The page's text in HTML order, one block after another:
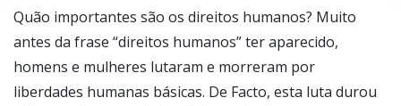
Quão importantes são os direitos humanos? Muito
antes da frase “direitos humanos” ter aparecido,
homens e mulheres lutaram e morreram por
liberdades humanas básicas. De Facto, esta luta durou